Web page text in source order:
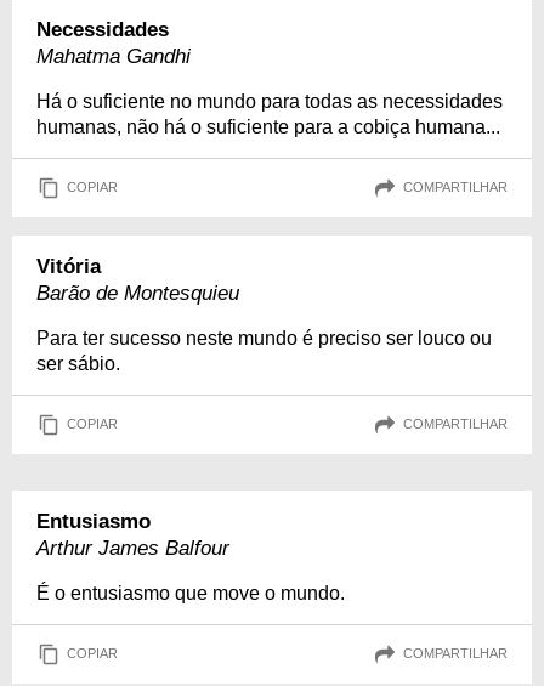
Necessidades
Mahatma Gandhi
Há o suficiente no mundo para todas as necessidades
humanas, não há o suficiente para a cobiça humana...
COPIAR COMPARTILHAR
Vitória
Barão de Montesquieu
Para ter sucesso neste mundo é preciso ser louco ou
ser sábio.
COPIAR COMPARTILHAR
Entusiasmo
Arthur James Balfour
É o entusiasmo que move o mundo.
COPIAR COMPARTILHAR